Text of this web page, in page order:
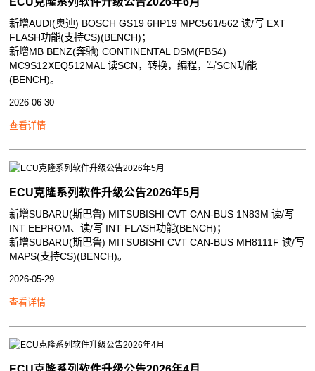
新增AUDI(奥迪) BOSCH GS19 6HP19 MPC561/562 读/写 EXT
FLASH功能(支持CS)(BENCH)；
新增MB BENZ(奔驰) CONTINENTAL DSM(FBS4)
MC9S12XEQ512MAL 读SCN，转换，编程，写SCN功能
(BENCH)。
2026-06-30
查看详情
ECU克隆系列软件升级公告2026年5月
新增SUBARU(斯巴鲁) MITSUBISHI CVT CAN-BUS 1N83M 读/写
INT EEPROM、读/写 INT FLASH功能(BENCH)；
新增SUBARU(斯巴鲁) MITSUBISHI CVT CAN-BUS MH8111F 读/写
MAPS(支持CS)(BENCH)。
2026-05-29
查看详情